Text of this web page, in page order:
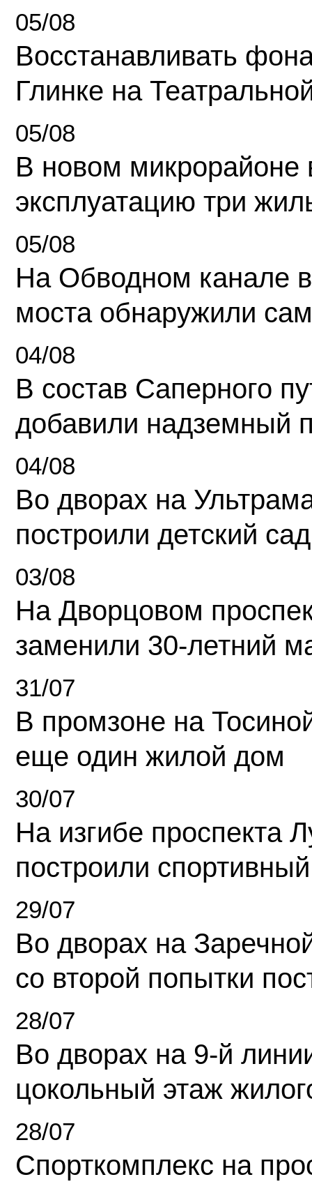
05/08
Восстанавливать
Глинке на
05/08
В новом микрорайоне
эксплуатацию три
05/08
На Обводном канале
моста обнаружили
04/08
В состав Саперного
добавили надземный
04/08
Во дворах на
построили детский сад
03/08
На Дворцовом
заменили 30-летний
31/07
В промзоне на
еще один жилой дом
30/07
На изгибе проспекта
построили
29/07
Во дворах на
со второй попытки
28/07
Во дворах на 9-й
цокольный этаж
28/07
Спорткомплекс на